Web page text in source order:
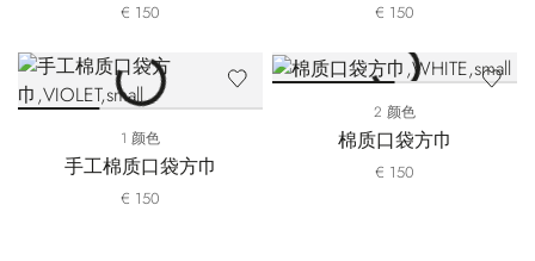
€ 150 € 150
1 颜色
手工棉质口袋方巾
€ 150
2 颜色
棉质口袋方巾
€ 150